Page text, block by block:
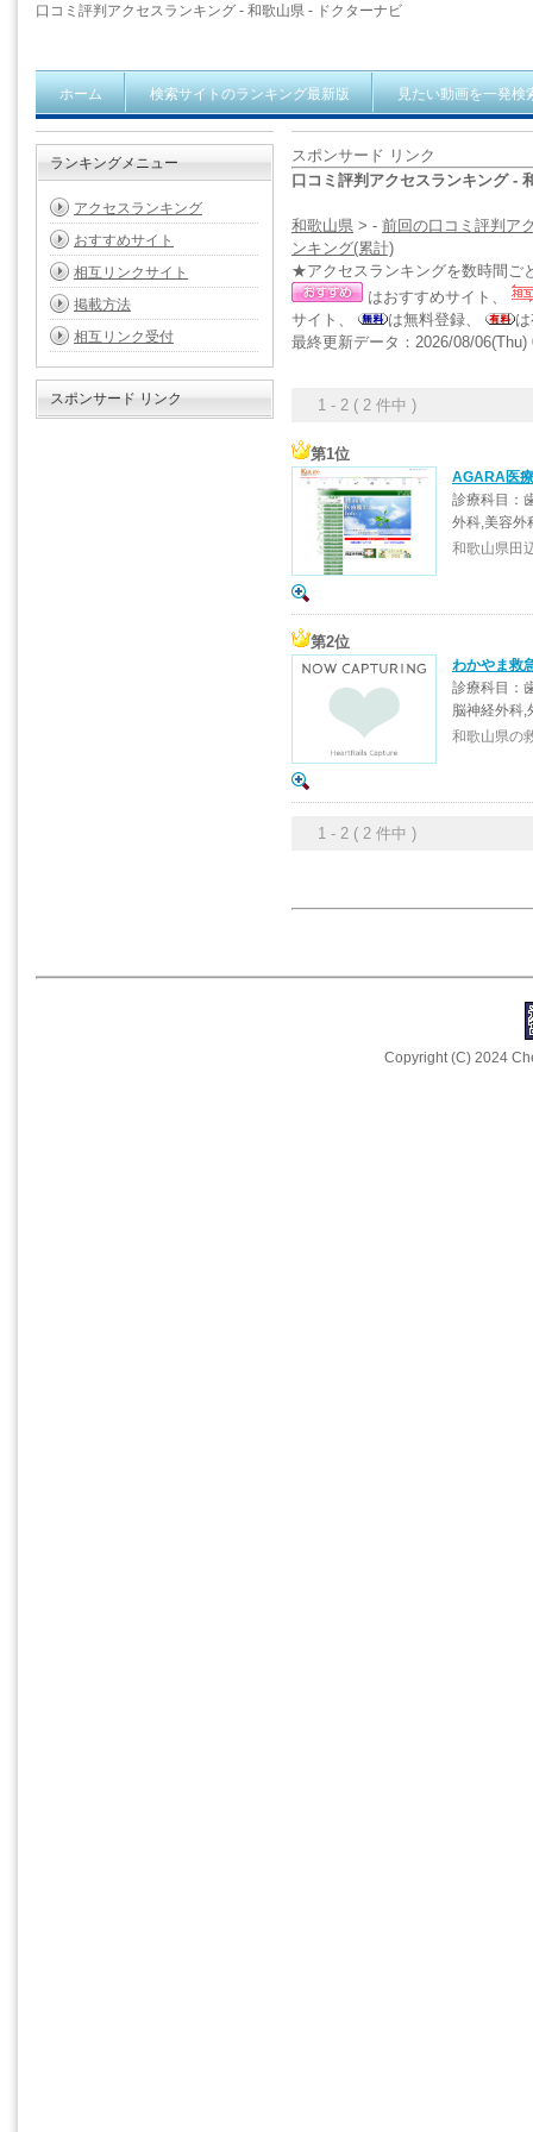
口コミ評判アクセスランキング - 和歌山県 - ドクターナビ
ホーム 検索サイトのランキング最新版 見たい動画を一発検
スポンサード リンク
口コミ評判アクセスランキング -
和歌山県 > - 前回の口コミ評判ア
ンキング(累計)
★アクセスランキングを数時間ご
はおすすめサイト、
サイト、
は無料登録、
最終更新データ：2026/08/06(Thu)
1 - 2 ( 2 件中 )
第1位
AGARA医
診療科目：
外科,美容外
和歌山県田
第2位
わかやま救
診療科目：
脳神経外科,
和歌山県の
1 - 2 ( 2 件中 )
ランキングメニュー
アクセスランキング
おすすめサイト
相互リンクサイト
掲載方法
相互リンク受付
スポンサード リンク
Copyright (C) 2024